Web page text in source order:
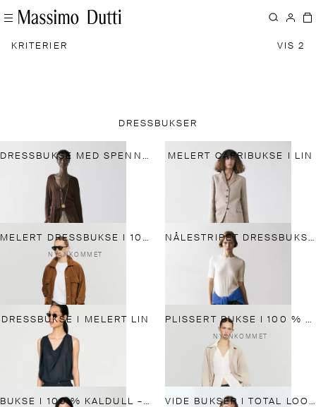
KRITERIER VIS 2
DRESSBUKSER
DRESSBUKSE MED SPENNEDETALJ MELERT CAPRIBUKSE I LIN
MELERT DRESSBUKSE I 100 % ULL
NYANKOMMET
NÅLESTRIPET DRESSBUKSE I EN BLANDING AV LETT MERINOULL
DRESSBUKSE I MELERT LIN PLISSERT BUKSE I 100 % KALD ULL
NYANKOMMET
BUKSE I 100 % KALDULL – STRAIGHT-FIT VIDE BUKSER I TOTAL LOOK-STIL